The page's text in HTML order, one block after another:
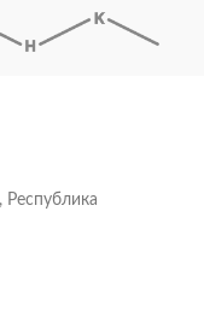
Республика